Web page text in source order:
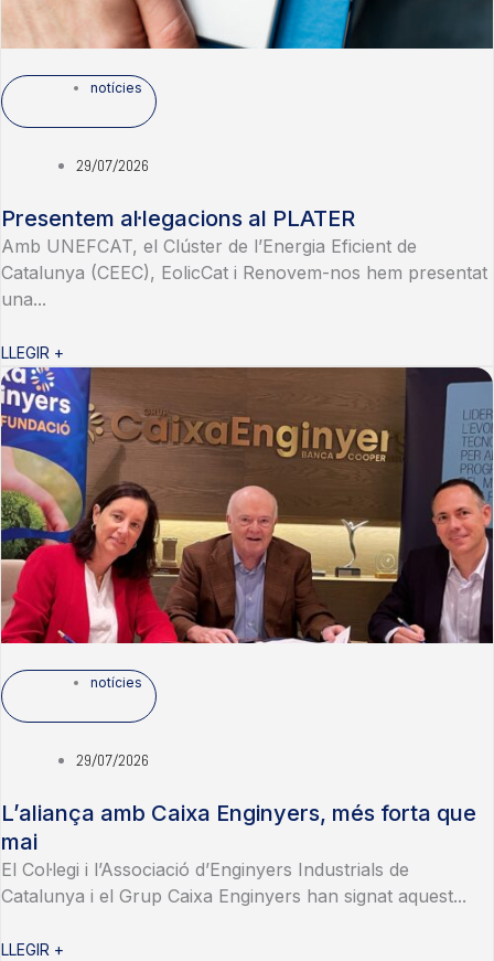
notícies
29/07/2026
Presentem al·legacions al PLATER
Amb UNEFCAT, el Clúster de l’Energia Eficient de
Catalunya (CEEC), EolicCat i Renovem-nos hem presentat
una...
LLEGIR +
notícies
29/07/2026
L’aliança amb Caixa Enginyers, més forta que
mai
El Col·legi i l’Associació d’Enginyers Industrials de
Catalunya i el Grup Caixa Enginyers han signat aquest...
LLEGIR +